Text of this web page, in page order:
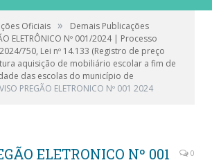
Oficiais »
Demais Publicações
ELETRÔNICO Nº 001/2024 | Processo
750, Lei nº 14.133 (Registro de preço
aquisição de mobiliário escolar a fim de
das escolas do município de
PREGÃO ELETRONICO Nº 001 2024
ELETRONICO Nº 001
0